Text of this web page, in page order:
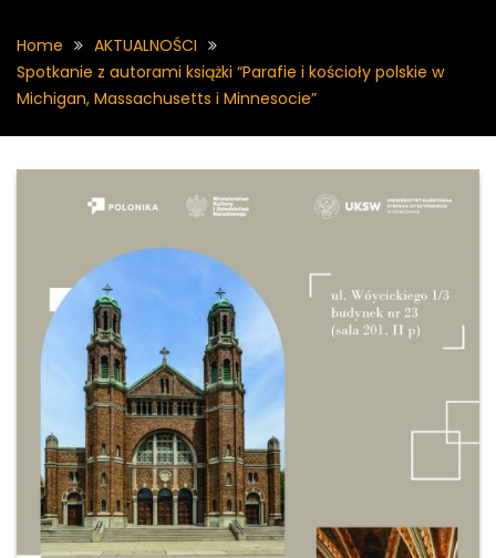
Home
AKTUALNOŚCI
Spotkanie z autorami książki “Parafie i kościoły polskie w
Michigan, Massachusetts i Minnesocie”